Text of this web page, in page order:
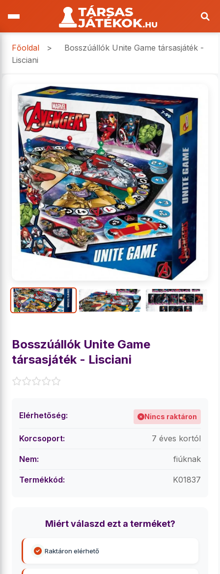
Főoldal >
Bosszúállók Unite Game társasjáték -
Lisciani
Bosszúállók Unite Game
társasjáték - Lisciani
Elérhetőség: Nincs raktáron
Korcsoport: 7 éves kortól
Nem: fiúknak
Termékkód: K01837
Miért válaszd ezt a terméket?
Raktáron elérhető